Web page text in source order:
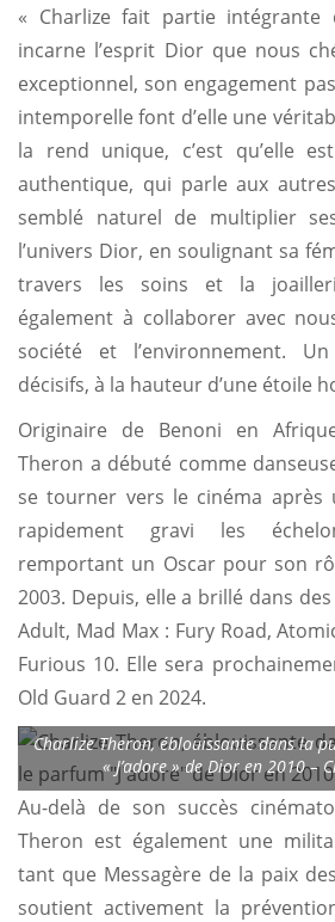
« Charlize fait partie
incarne l’esprit Dior que nous
exceptionnel, son engagement
intemporelle font d’elle une
la rend unique, c’est qu’elle
authentique, qui parle aux
semblé naturel de multiplier
l’univers Dior, en soulignant sa
travers les soins et la
également à collaborer avec
société et l’environnement.
décisifs, à la hauteur d’une étoile
Originaire de Benoni en
Theron a débuté comme
se tourner vers le cinéma après
rapidement gravi les
remportant un Oscar pour son
2003. Depuis, elle a brillé dans
Adult, Mad Max : Fury Road,
Furious 10. Elle sera
Old Guard 2 en 2024.
Charlize Theron, éblouissante dans la
« J’adore » de Dior en 2010 –
Au-delà de son succès
Theron est également une
tant que Messagère de la paix
soutient activement la